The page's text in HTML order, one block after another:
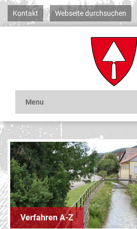
Kontakt Webseite durchsuchen
Verfahren A-Z